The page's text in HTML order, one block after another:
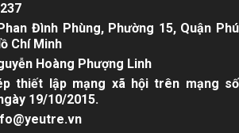
Đình Phùng, Phường 15, Quận Phú
Chí Minh
Hoàng Phượng Linh
thiết lập mạng xã hội trên mạng số
19/10/2015.